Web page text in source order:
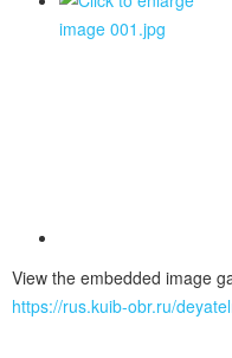
View the embedded image
https://rus.kuib-obr.ru/